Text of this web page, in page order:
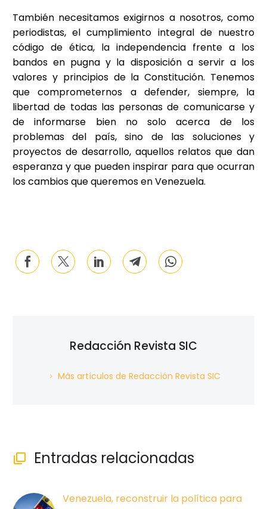
También necesitamos exigirnos a nosotros, como
periodistas, el cumplimiento integral de nuestro
código de ética, la independencia frente a los
bandos en pugna y la disposición a servir a los
valores y principios de la Constitución. Tenemos
que comprometernos a defender, siempre, la
libertad de todas las personas de comunicarse y
de informarse bien no solo acerca de los
problemas del país, sino de las soluciones y
proyectos de desarrollo, aquellos relatos que dan
esperanza y que pueden inspirar para que ocurran
los cambios que queremos en Venezuela.
Redacción Revista SIC
Más artículos de Redacción Revista SIC
 Entradas relacionadas
Venezuela, reconstruir la política para